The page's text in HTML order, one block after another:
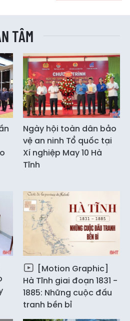
TÂM
Ngày hội toàn dân bảo
vệ an ninh Tổ quốc tại
Xí nghiệp May 10 Hà
Tĩnh
[Motion Graphic]
Hà Tĩnh giai đoạn 1831 -
1885: Những cuộc đấu
tranh bền bỉ